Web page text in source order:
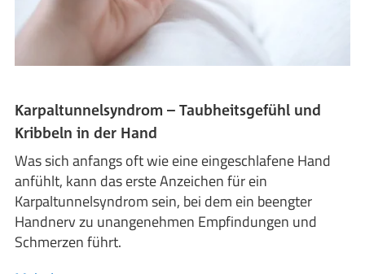
Karpaltunnelsyndrom – Taubheitsgefühl und
Kribbeln in der Hand
Was sich anfangs oft wie eine eingeschlafene Hand
anfühlt, kann das erste Anzeichen für ein
Karpaltunnelsyndrom sein, bei dem ein beengter
Handnerv zu unangenehmen Empfindungen und
Schmerzen führt.